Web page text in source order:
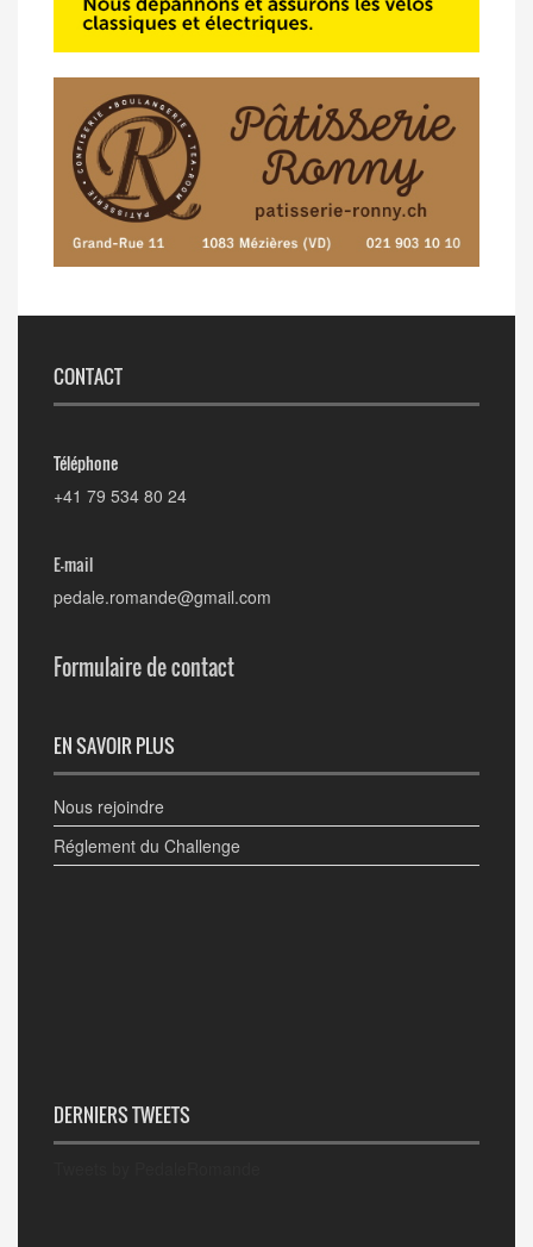
CONTACT
Téléphone
+41 79 534 80 24
E-mail
pedale.romande@gmail.com
Formulaire de contact
EN SAVOIR PLUS
Nous rejoindre
Réglement du Challenge
DERNIERS TWEETS